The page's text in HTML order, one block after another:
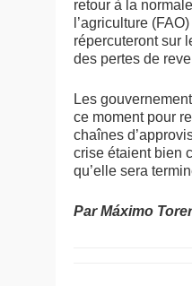
retour à la
l’agriculture
répercuteront sur
des pertes de
Les
ce moment pour
chaînes
crise étaient bien
qu’elle sera
Par Máximo